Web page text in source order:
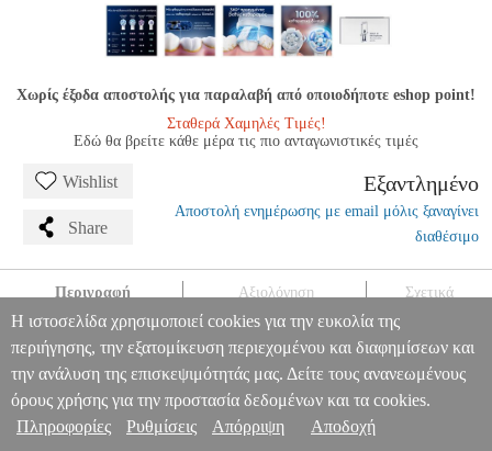
Χωρίς έξοδα αποστολής για παραλαβή από οποιοδήποτε eshop point!
Σταθερά Χαμηλές Τιμές!
Εδώ θα βρείτε κάθε μέρα τις πιο ανταγωνιστικές τιμές
Wishlist
Share
Εξαντλημένο
Αποστολή ενημέρωσης με email μόλις ξαναγίνει
διαθέσιμο
Περιγραφή Αξιολόγηση Σχετικά
ORAL B ΑΝΤ/ΚΑ IO ULTIMATE CLEAN 2ΤΜΧ
HAP.177739
HAP.177739 ORAL-B ORAL-B ΗΛΕΚΤΡΙΚΕΣ
ΟΔΟΝΤΟΒΟΥΡΤΣΕΣ ORAL B ΑΝΤ/ΚΑ IO ULTIMATE CLEAN
2ΤΜΧ
Πληροφορίες & Υπηρεσίες >
Η ιστοσελίδα χρησιμοποιεί cookies για την ευκολία της
περιήγησης, την εξατομίκευση περιεχομένου και διαφημίσεων και
την ανάλυση της επισκεψιμότητάς μας. Δείτε τους ανανεωμένους
όρους χρήσης για την προστασία δεδομένων και τα cookies.
Πληροφορίες
Ρυθμίσεις Απόρριψη Αποδοχή